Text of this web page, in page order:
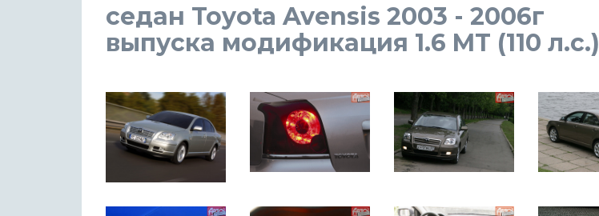
седан Toyota Avensis 2003 - 2006г
выпуска модификация 1.6 MT (110 л.с.)